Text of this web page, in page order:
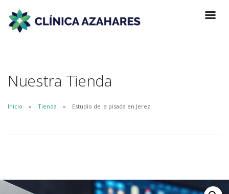
Nuestra Tienda
Inicio Tienda Estudio de la pisada en Jerez